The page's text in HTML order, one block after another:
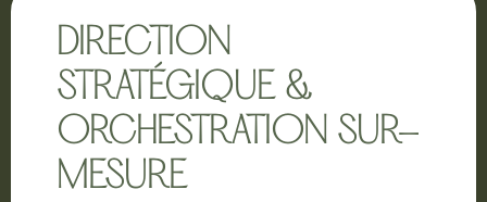
DIRECTION
STRATÉGIQUE &
ORCHESTRATION SUR-
MESURE